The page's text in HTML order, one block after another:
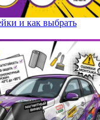
и как выбрать